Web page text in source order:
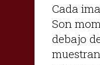
Cada
Son
debajo